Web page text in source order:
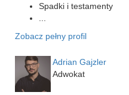
Spadki i testamenty
Zobacz pełny profil
Adrian Gajzler
Adwokat